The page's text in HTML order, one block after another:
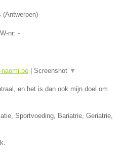
(Antwerpen)
nr: -
Screenshot ▼
en het is dan ook mijn doel om
Sportvoeding, Bariatrie, Geriatrie,